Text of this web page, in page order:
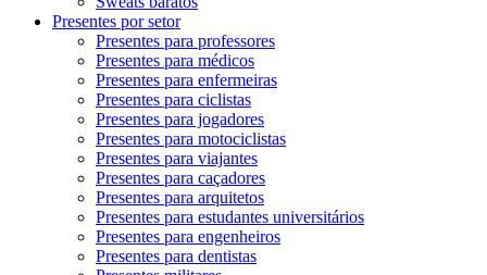
Presentes por setor
Presentes para professores
Presentes para médicos
Presentes para enfermeiras
Presentes para ciclistas
Presentes para jogadores
Presentes para motociclistas
Presentes para viajantes
Presentes para caçadores
Presentes para arquitetos
Presentes para estudantes universitários
Presentes para engenheiros
Presentes para dentistas